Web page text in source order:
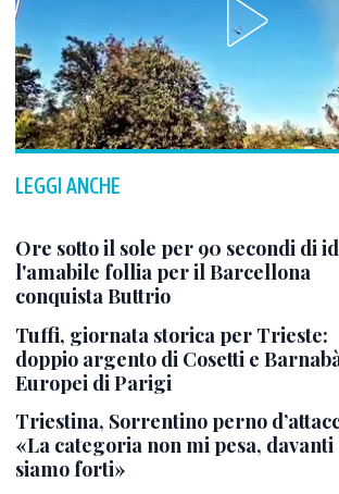
LEGGI ANCHE
Ore sotto il sole per 90 secondi di
l'amabile follia per il Barcellona
conquista Buttrio
Tuffi, giornata storica per Trieste:
doppio argento di Cosetti e
Europei di Parigi
Triestina, Sorrentino perno
«La categoria non mi pesa, davanti
siamo forti»